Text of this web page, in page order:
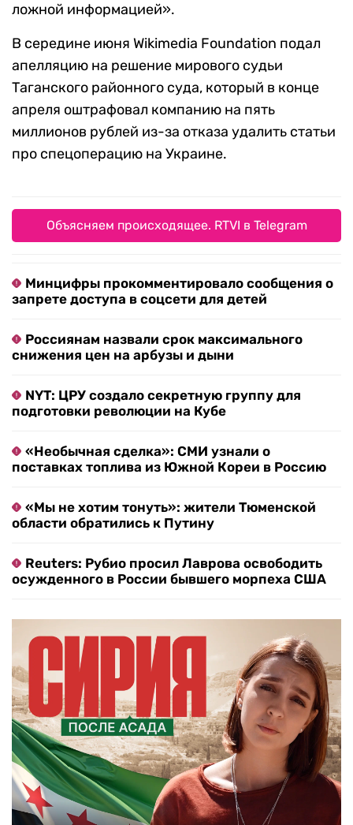
ложной информацией».
В середине июня Wikimedia Foundation подал
апелляцию на решение мирового судьи
Таганского районного суда, который в конце
апреля оштрафовал компанию на пять
миллионов рублей из-за отказа удалить статьи
про спецоперацию на Украине.
Объясняем происходящее. RTVI в Telegram
Минцифры прокомментировало сообщения о
запрете доступа в соцсети для детей
Россиянам назвали срок максимального
снижения цен на арбузы и дыни
NYT: ЦРУ создало секретную группу для
подготовки революции на Кубе
«Необычная сделка»: СМИ узнали о
поставках топлива из Южной Кореи в Россию
«Мы не хотим тонуть»: жители Тюменской
области обратились к Путину
Reuters: Рубио просил Лаврова освободить
осужденного в России бывшего морпеха США